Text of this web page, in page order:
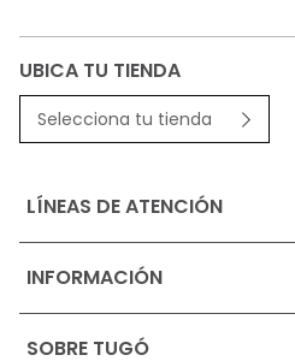
UBICA TU TIENDA
Selecciona tu tienda
LÍNEAS DE ATENCIÓN
INFORMACIÓN
Ofertas vigentes
SOBRE TUGÓ